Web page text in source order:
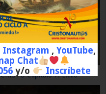
Capítulo 10: El Cristo
Instagram , YouTube,
Chat
y/o Inscríbete